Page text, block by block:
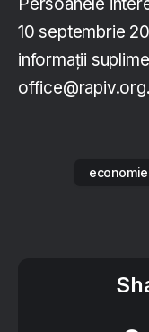
Persoanele
10 septembrie
informații
office@rapiv.org.